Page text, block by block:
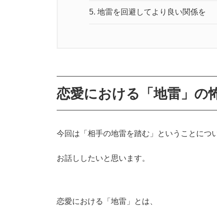
5. 地雷を回避してより良い関係を
恋愛における「地雷」の
今回は「相手の地雷を踏む」ということにつ
お話ししたいと思います。
恋愛における「地雷」とは、